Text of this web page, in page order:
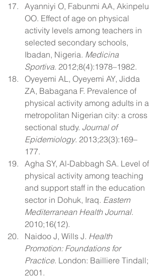
Ayanniyi O, Fabunmi AA, Akinpelu
OO. Effect of age on physical
activity levels among teachers in
selected secondary schools,
Ibadan, Nigeria. Medicina
Sportiva. 2012;8(4):1978–1982.
Oyeyemi AL, Oyeyemi AY, Jidda
ZA, Babagana F. Prevalence of
physical activity among adults in a
metropolitan Nigerian city: a cross
sectional study. Journal of
Epidemiology. 2013;23(3):169–
177.
Agha SY, Al-Dabbagh SA. Level of
physical activity among teaching
and support staff in the education
sector in Dohuk, Iraq. Eastern
Mediterranean Health Journal.
2010;16(12).
Naidoo J, Wills J. Health
Promotion: Foundations for
Practice. London: Bailliere Tindall;
2001.